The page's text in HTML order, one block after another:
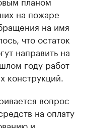
на пожаре
на имя
что остаток
направить на
году работ
конструкций.
вопрос
на оплату
и